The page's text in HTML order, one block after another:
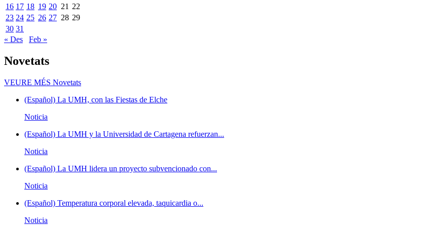
16 17 18 19 20 21 22
23 24 25 26 27 28 29
30 31
« Des
Feb »
Novetats
VEURE MÉS Novetats
(Español) La UMH, con las Fiestas de Elche
Noticia
(Español) La UMH y la Universidad de Cartagena refuerzan...
Noticia
(Español) La UMH lidera un proyecto subvencionado con...
Noticia
(Español) Temperatura corporal elevada, taquicardia o...
Noticia